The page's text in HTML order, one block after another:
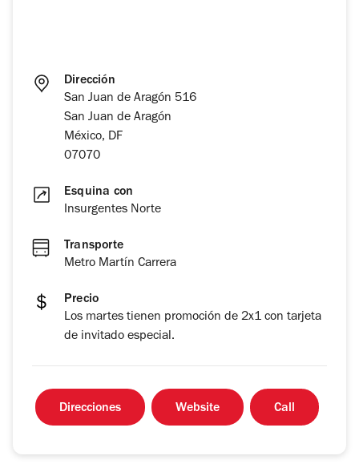
Dirección
San Juan de Aragón 516
San Juan de Aragón
México, DF
07070
Esquina con
Insurgentes Norte
Transporte
Metro Martín Carrera
Precio
Los martes tienen promoción de 2x1 con tarjeta
de invitado especial.
Direcciones Website Call